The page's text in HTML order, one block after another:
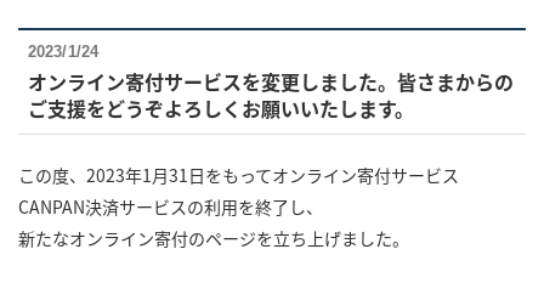
2023/1/24
オンライン寄付サービスを変更しました。皆さまからの
ご支援をどうぞよろしくお願いいたします。
この度、2023年1月31日をもってオンライン寄付サービス
CANPAN決済サービスの利用を終了し、
新たなオンライン寄付のページを立ち上げました。